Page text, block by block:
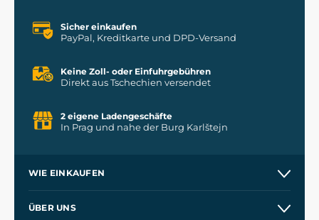
Sicher einkaufen
PayPal, Kreditkarte und DPD-Versand
Keine Zoll- oder Einfuhrgebühren
Direkt aus Tschechien versendet
2 eigene Ladengeschäfte
In Prag und nahe der Burg Karlštejn
WIE EINKAUFEN
ÜBER UNS